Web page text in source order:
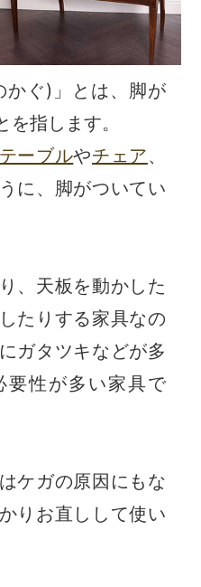
かぐ)」とは、脚が
指します。
ーブルやチェア、
に、脚がついてい
、天板を動かした
たりする家具なの
ガタツキなどが多
要性が多い家具で
ケガの原因にもな
りお直しして使い